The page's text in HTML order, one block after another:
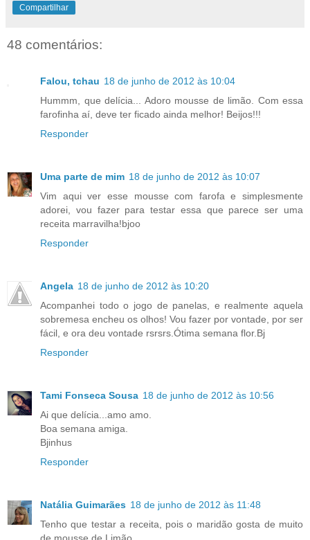
Compartilhar
48 comentários:
Falou, tchau 18 de junho de 2012 às 10:04
Hummm, que delícia... Adoro mousse de limão. Com essa
farofinha aí, deve ter ficado ainda melhor! Beijos!!!
Responder
Uma parte de mim 18 de junho de 2012 às 10:07
Vim aqui ver esse mousse com farofa e simplesmente
adorei, vou fazer para testar essa que parece ser uma
receita marravilha!bjoo
Responder
Angela 18 de junho de 2012 às 10:20
Acompanhei todo o jogo de panelas, e realmente aquela
sobremesa encheu os olhos! Vou fazer por vontade, por ser
fácil, e ora deu vontade rsrsrs.Ótima semana flor.Bj
Responder
Tami Fonseca Sousa 18 de junho de 2012 às 10:56
Ai que delícia...amo amo.
Boa semana amiga.
Bjinhus
Responder
Natália Guimarães 18 de junho de 2012 às 11:48
Tenho que testar a receita, pois o maridão gosta de muito
de mousse de Limão...